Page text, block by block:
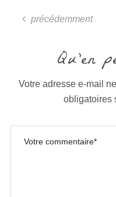
précédemment
Qu'en
Votre adresse e-mail
obligatoires